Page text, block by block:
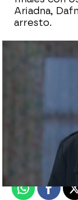
Ariadna,
arresto.
Madrid
Publicado:
Whatsapp